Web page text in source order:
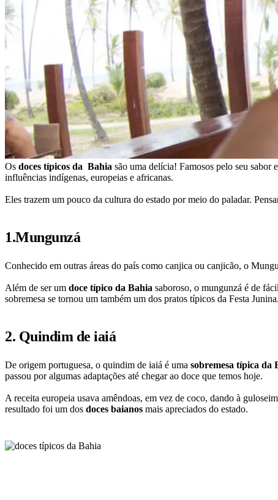
Os doces típicos da Bahia são uma delícia! Famosos pelo seu sabor
influências indígenas, europeias e africanas.
Eles trazem um pouco da cultura do estado por meio do paladar.
1.Mungunzá
Conhecido em outras áreas do país como canjica ou canjicão, o
Além de ser um doce típico da Bahia saboroso, o mungunzá é de
sobremesa se tornou um também um dos pratos típicos da Festa Junina.
2. Quindim de iaiá
De origem portuguesa, o quindim de iaiá é uma sobremesa típica da
passou por algumas adaptações até chegar ao doce que temos hoje.
A receita europeia usava amêndoas, em vez de coco, dando à
resultado foi um dos doces baianos mais apreciados do estado.